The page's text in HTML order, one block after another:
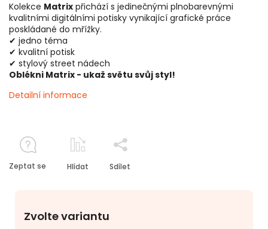
Zvolte variantu
Kolekce Matrix přichází s jedinečnými plnobarevnými
kvalitními digitálními potisky vynikající grafické práce
poskládané do mřížky.
✔ jedno téma
✔ kvalitní potisk
✔ stylový street nádech
Oblékni Matrix - ukaž světu svůj styl!
Detailní informace
Zeptat se Hlídat Sdílet